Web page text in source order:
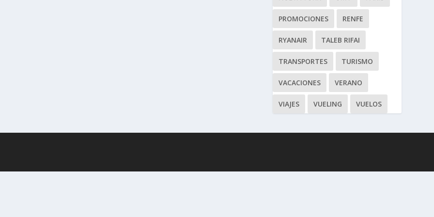
PROMOCIONES RENFE
RYANAIR TALEB RIFAI
TRANSPORTES TURISMO
VACACIONES VERANO
VIAJES VUELING VUELOS